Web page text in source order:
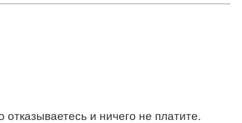
и ничего не платите.